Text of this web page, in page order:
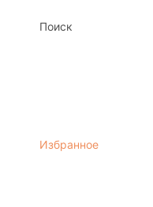
Поиск
Избранное